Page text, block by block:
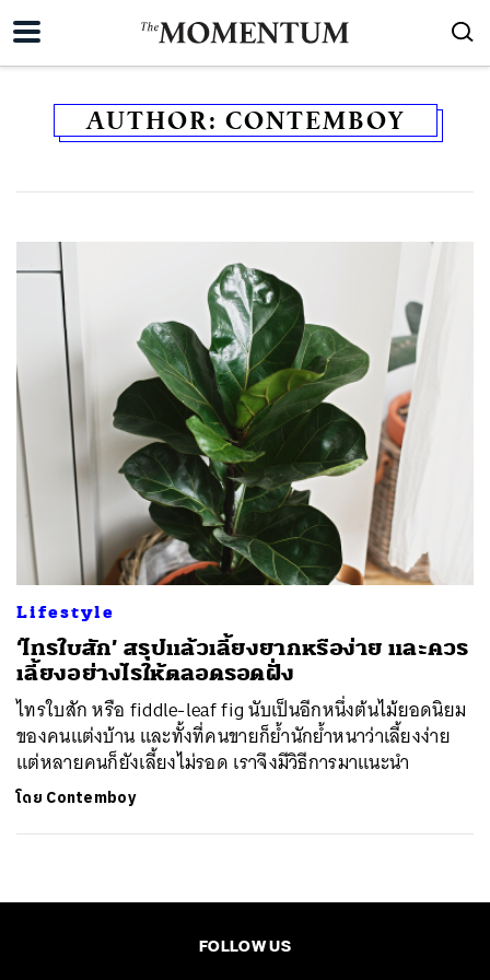
AUTHOR: CONTEMBOY
Lifestyle
‘ไทรใบสัก’ สรุปแล้วเลี้ยงยากหรือง่าย และควร
เลี้ยงอย่างไรให้ตลอดรอดฝั่ง
ไทรใบสัก หรือ fiddle-leaf fig นับเป็นอีกหนึ่งต้นไม้ยอดนิยม
ของคนแต่งบ้าน และทั้งที่คนขายก็ย้ำนักย้ำหนาว่าเลี้ยงง่าย
แต่หลายคนก็ยังเลี้ยงไม่รอด เราจึงมีวิธีการมาแนะนำ
โดย Contemboy
FOLLOW US
SHARE TWEET LINE EMAIL